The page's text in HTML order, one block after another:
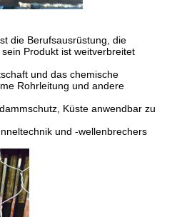
die Berufsausrüstung, die
Produkt ist weitverbreitet
und das chemische
Rohrleitung und andere
Küste anwendbar zu
und -wellenbrechers